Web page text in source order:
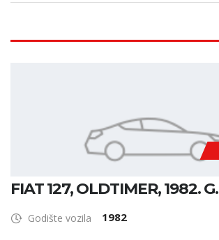
FIAT 127, OLDTIMER, 1982. G.
Godište vozila 1982